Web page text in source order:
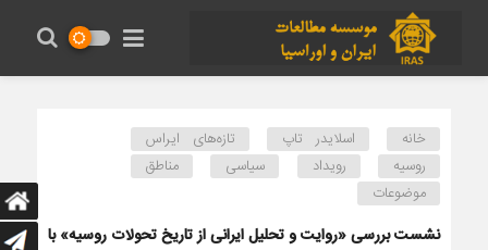
خانه اسلایدر تاپ
تازه‌های ایراس
روسیه
رویداد سیاسی
مناطق
موضوعات
نشست بررسی «روایت و تحلیل ایرانی از تاریخ تحولات روسیه» با